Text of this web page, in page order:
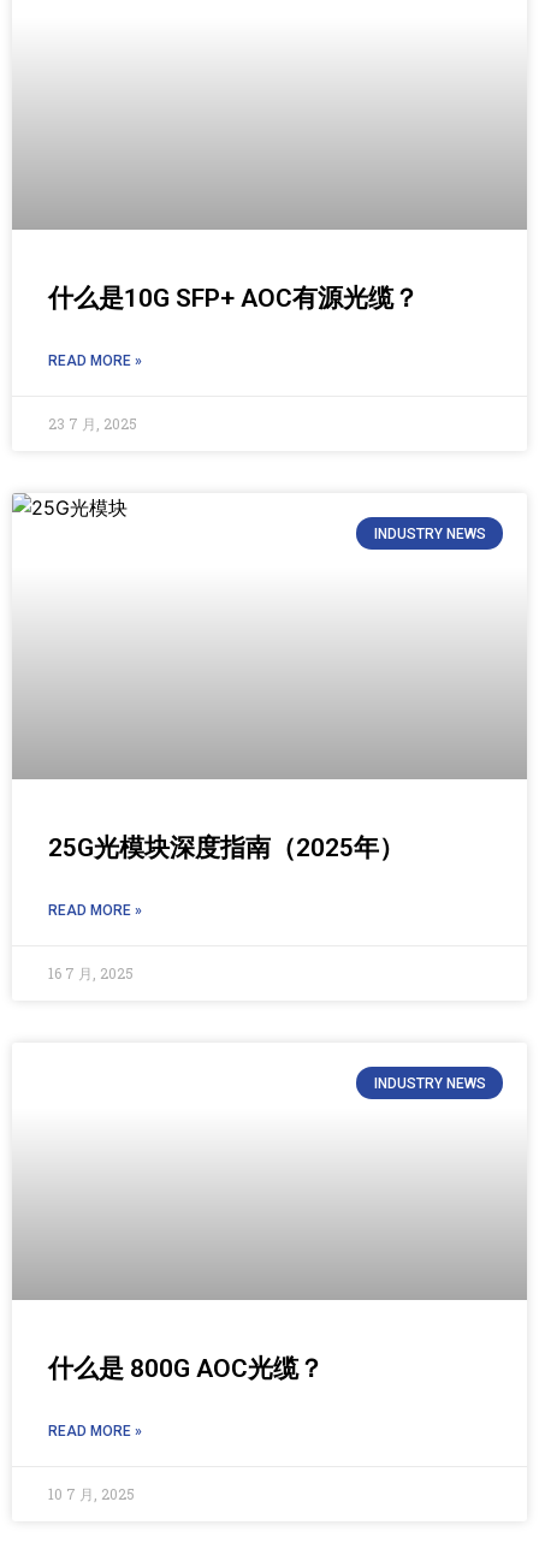
什么是10G SFP+ AOC有源光缆？
READ MORE »
23 7 月, 2025
INDUSTRY NEWS
25G光模块深度指南（2025年）
READ MORE »
16 7 月, 2025
INDUSTRY NEWS
什么是 800G AOC光缆？
READ MORE »
10 7 月, 2025